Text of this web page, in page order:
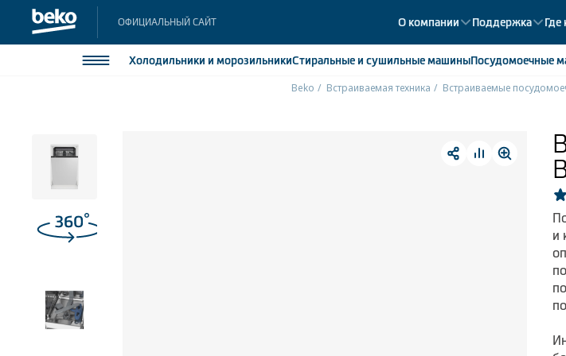
ОФИЦИАЛЬНЫЙ САЙТ О компании Поддержка Где
Холодильники и морозильникиСтиральные и сушильные машиныПосудомоечные
Стиральные и сушильные машины
Встраиваемая техника
Beko Встраиваемая техника Встраиваемые
и